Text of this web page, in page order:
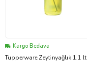
Kargo Bedava
Tupperware Zeytinyağlık 1.1 lt